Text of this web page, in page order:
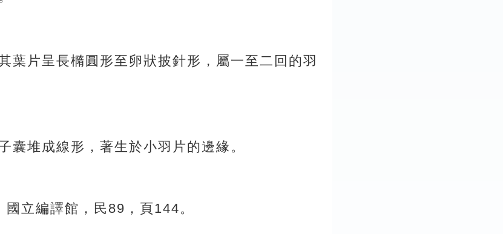
葉片呈長橢圓形至卵狀披針形，屬一至二回的羽
囊堆成線形，著生於小羽片的邊緣。
立編譯館，民89，頁144。